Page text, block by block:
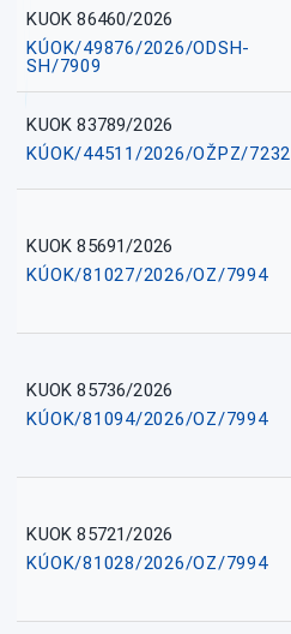
KUOK 86460/2026
KÚOK/49876/2026/ODSH-
SH/7909
KUOK 83789/2026
KÚOK/44511/2026/OŽPZ/7232
KUOK 85691/2026
KÚOK/81027/2026/OZ/7994
KUOK 85736/2026
KÚOK/81094/2026/OZ/7994
KUOK 85721/2026
KÚOK/81028/2026/OZ/7994